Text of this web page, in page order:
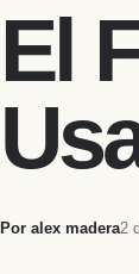
El
Por alex madera2